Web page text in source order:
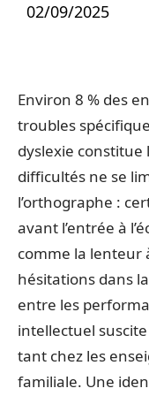
02/09/2025
Environ 8 % des
troubles
dyslexie
difficultés ne se
l’orthographe :
avant l’entrée à
comme la lenteur
hésitations dans
entre les
intellectuel
tant chez les
familiale. Une